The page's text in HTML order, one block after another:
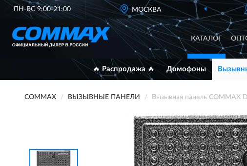
ПН-ВС 9:00-21:00 МОСКВА
КАТАЛОГ
🔥 Распродажа 🔥 Домофоны
COMMAX ВЫЗЫВНЫЕ ПАНЕЛИ Вызывная панель COMMAX